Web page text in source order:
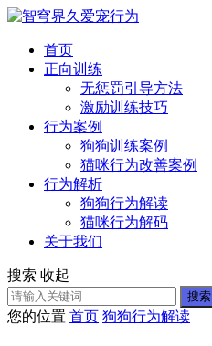
首页
正向训练
无惩罚引导方法
激励训练技巧
行为案例
狗狗训练案例
猫咪行为改善案例
行为解析
狗狗行为解读
猫咪行为解码
关于我们
搜索 收起
搜索
您的位置 首页 狗狗行为解读